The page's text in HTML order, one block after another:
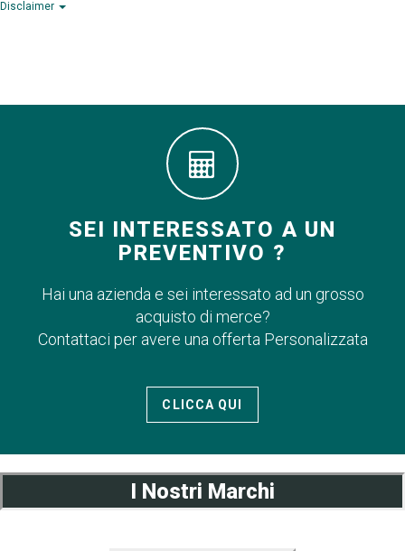
Disclaimer
SEI INTERESSATO A UN
PREVENTIVO ?
Hai una azienda e sei interessato ad un grosso
acquisto di merce?
Contattaci per avere una offerta Personalizzata
CLICCA QUI
I Nostri Marchi